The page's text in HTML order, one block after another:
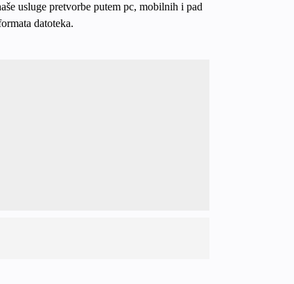
usluge pretvorbe putem pc, mobilnih i pad
datoteka.